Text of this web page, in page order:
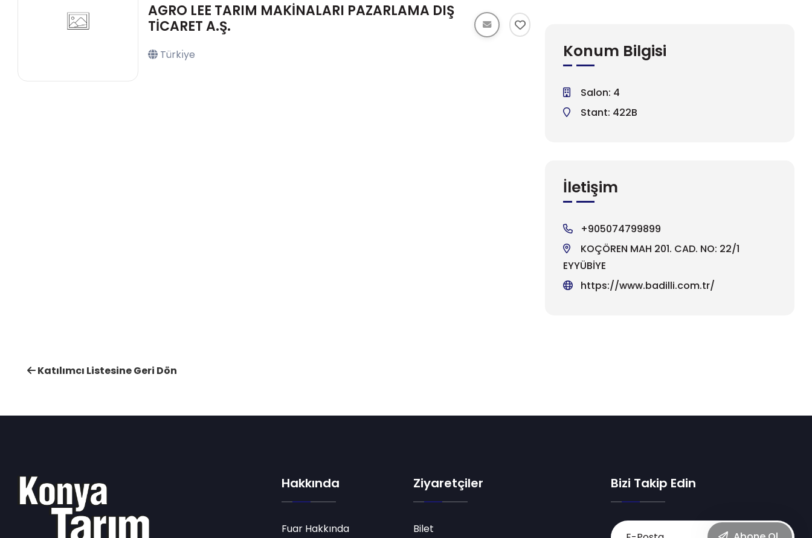
AGRO LEE TARIM MAKİNALARI PAZARLAMA DIŞ
TİCARET A.Ş.
Türkı̇ye Konum Bilgisi
Salon: 4
Stant: 422B
İletişim
+905074799899
KOÇÖREN MAH 201. CAD. NO: 22/1
EYYÜBİYE
https://www.badilli.com.tr/
Katılımcı Listesine Geri Dön
Hakkında
Fuar Hakkında
Ziyaretçiler
Bilet
Bizi Takip Edin